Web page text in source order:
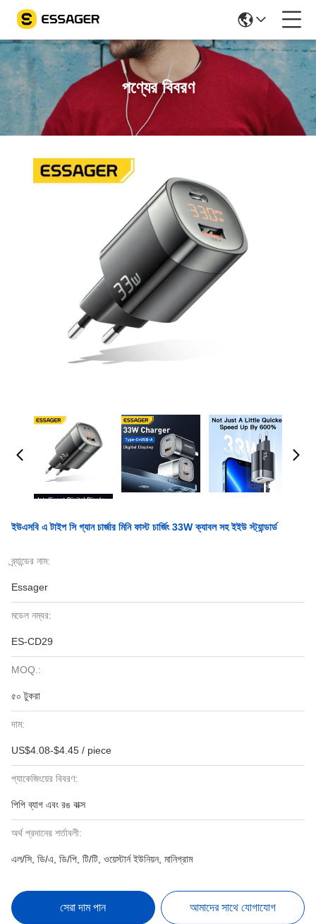
পণ্যের বিবরণ
ইউএসবি এ টাইপ সি গ্যান চার্জার মিনি ফাস্ট চার্জিং 33W ক্যাবল সহ ইইউ স্ট্যান্ডার্ড
ব্র্যান্ডের নাম:
Essager
মডেল নম্বর:
ES-CD29
MOQ.:
৫০ টুকরা
দাম:
US$4.08-$4.45 / piece
প্যাকেজিংয়ের বিবরণ:
পিপি ব্যাগ এবং রঙ বাক্স
অর্থ প্রদানের শর্তাবলী:
এল/সি, ডি/এ, ডি/পি, টি/টি, ওয়েস্টার্ন ইউনিয়ন, মানিগ্রাম
সেরা দাম পান আমাদের সাথে যোগাযোগ